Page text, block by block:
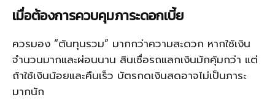
เมื่อต้องการควบคุมภาระดอกเบี้ย
ควรมอง “ต้นทุนรวม” มากกว่าความสะดวก หากใช้เงิน
จำนวนมากและผ่อนนาน สินเชื่อรถแลกเงินมักคุ้มกว่า แต่
ถ้าใช้เงินน้อยและคืนเร็ว บัตรกดเงินสดอาจไม่เป็นภาระ
มากนัก